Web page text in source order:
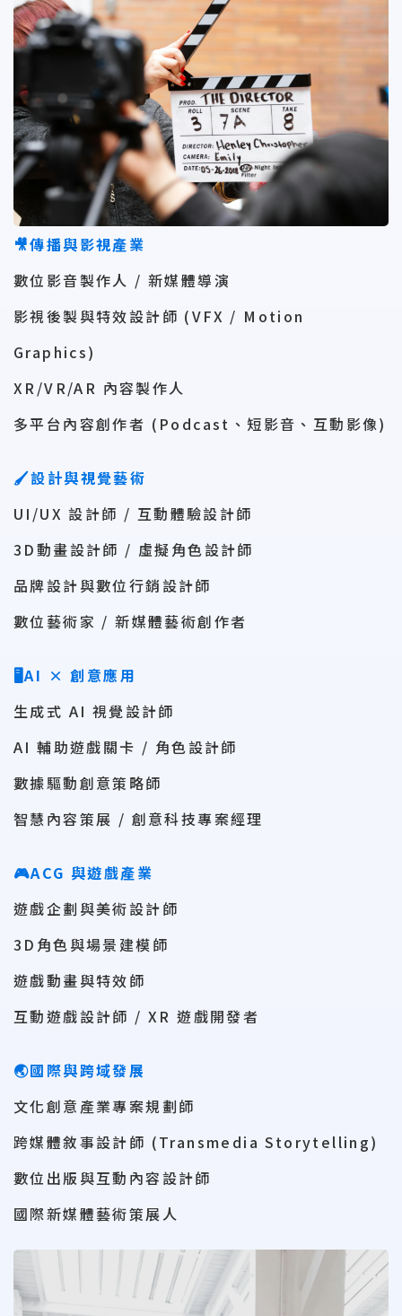
🎥傳播與影視產業
數位影音製作人 / 新媒體導演
影視後製與特效設計師 (VFX / Motion
Graphics)
XR/VR/AR 內容製作人
多平台內容創作者 (Podcast、短影音、互動影像)
🖌設計與視覺藝術
UI/UX 設計師 / 互動體驗設計師
3D動畫設計師 / 虛擬角色設計師
品牌設計與數位行銷設計師
數位藝術家 / 新媒體藝術創作者
🖥AI × 創意應用
生成式 AI 視覺設計師
AI 輔助遊戲關卡 / 角色設計師
數據驅動創意策略師
智慧內容策展 / 創意科技專案經理
🎮ACG 與遊戲產業
遊戲企劃與美術設計師
3D角色與場景建模師
遊戲動畫與特效師
互動遊戲設計師 / XR 遊戲開發者
🌏國際與跨域發展
文化創意產業專案規劃師
跨媒體敘事設計師 (Transmedia Storytelling)
數位出版與互動內容設計師
國際新媒體藝術策展人